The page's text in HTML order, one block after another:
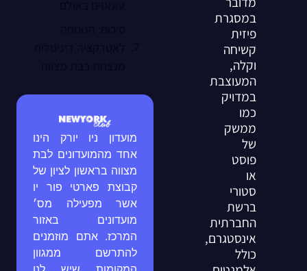
במסגרת
פיזית
קשיחה
וקלה,
המעוצבת
במדויק
כמו
ממשק
של
פוסט
או
סטורי
ברשת
החברתית
אינסטגרם,
כולל
מועדון ניו יורק הינו
אחד מהמועדונים לבת
מצווה בראשון לציון של
קבוצת פארטי פור יו
אשר מפעילה מס׳
מועדונים באזור
המרכז. אתם מוזמנים
להתרשם ממגוון